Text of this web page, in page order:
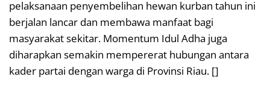
pelaksanaan penyembelihan hewan kurban tahun ini
berjalan lancar dan membawa manfaat bagi
masyarakat sekitar. Momentum Idul Adha juga
diharapkan semakin mempererat hubungan antara
kader partai dengan warga di Provinsi Riau. []